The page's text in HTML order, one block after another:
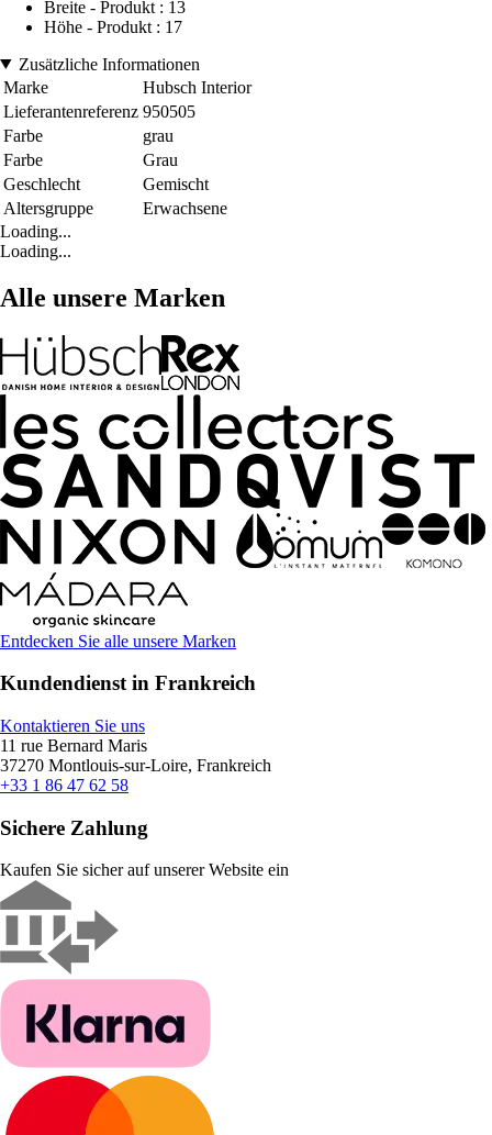
Breite - Produkt : 13
Höhe - Produkt : 17
Zusätzliche Informationen
Marke
Hubsch Interior
Lieferantenreferenz 950505
Farbe
grau
Farbe
Grau
Geschlecht
Gemischt
Altersgruppe
Erwachsene
Loading...
Loading...
Alle unsere Marken
Entdecken Sie alle unsere Marken
Kundendienst in Frankreich
Kontaktieren Sie uns
11 rue Bernard Maris
37270 Montlouis-sur-Loire, Frankreich
+33 1 86 47 62 58
Sichere Zahlung
Kaufen Sie sicher auf unserer Website ein